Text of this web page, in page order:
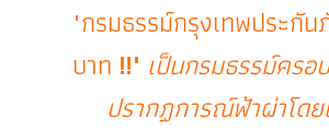
"กรมธรรม์กรุงเทพประกั
บาท !!" เป็นกรมธรรม์ครอ
ปรากฏการณ์ฟ้าผ่าโดย